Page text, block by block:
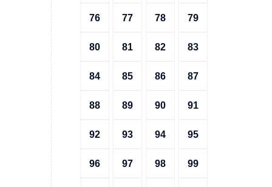
76 77 78 79
80 81 82 83
84 85 86 87
88 89 90 91
92 93 94 95
96 97 98 99